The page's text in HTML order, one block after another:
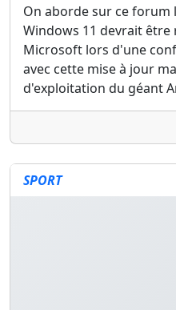
On aborde sur ce forum
Windows 11 devrait être
Microsoft lors d'une
avec cette mise à jour
d'exploitation du géant
SPORT